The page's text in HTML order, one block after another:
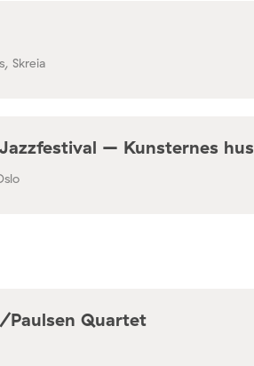
Skreia
– Kunsternes hus
Paulsen Quartet